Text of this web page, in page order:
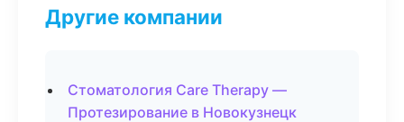
Другие компании
Стоматология Care Therapy —
Протезирование в Новокузнецк